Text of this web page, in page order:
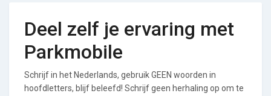
Deel zelf je ervaring met
Parkmobile
Schrijf in het Nederlands, gebruik GEEN woorden in
hoofdletters, blijf beleefd! Schrijf geen herhaling op om te